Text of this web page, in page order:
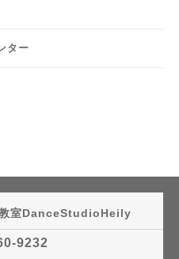
ター
教室DanceStudioHeily
9232